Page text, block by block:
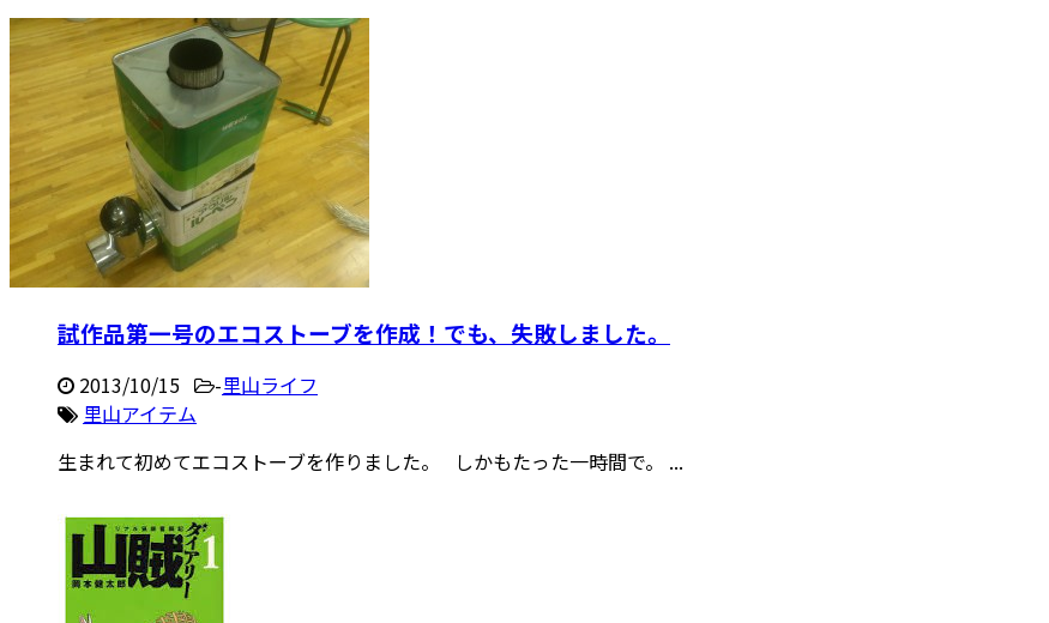
試作品第一号のエコストーブを作成！でも、失敗しました。
2013/10/15 -里山ライフ
里山アイテム
生まれて初めてエコストーブを作りました。 しかもたった一時間で。 ...